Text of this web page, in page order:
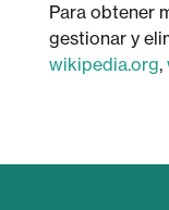
Para obtener
gestionar y
wikipedia.org,